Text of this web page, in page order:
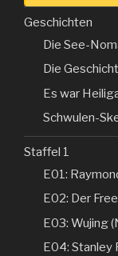
Geschichten
Die See-
Die
Es war
Schwulen-
Staffel 1
E01:
E02: Der
E03: Wujing
E04: Stanley